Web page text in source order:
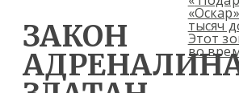
ЗАКОН
тысяч
Этот
во